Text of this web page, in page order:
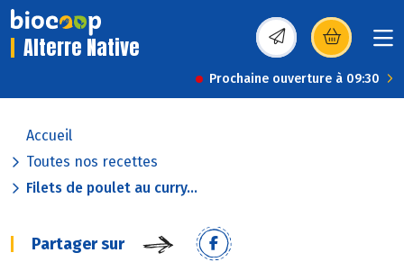
Alterre Native (s’ouvre dans une
Prochaine ouverture à 09:30
Accueil
Toutes nos recettes
Filets de poulet au curry...
Partager sur